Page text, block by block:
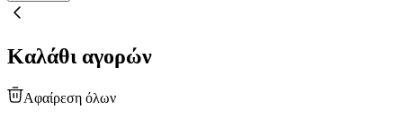
Καλάθι αγορών
Αφαίρεση όλων